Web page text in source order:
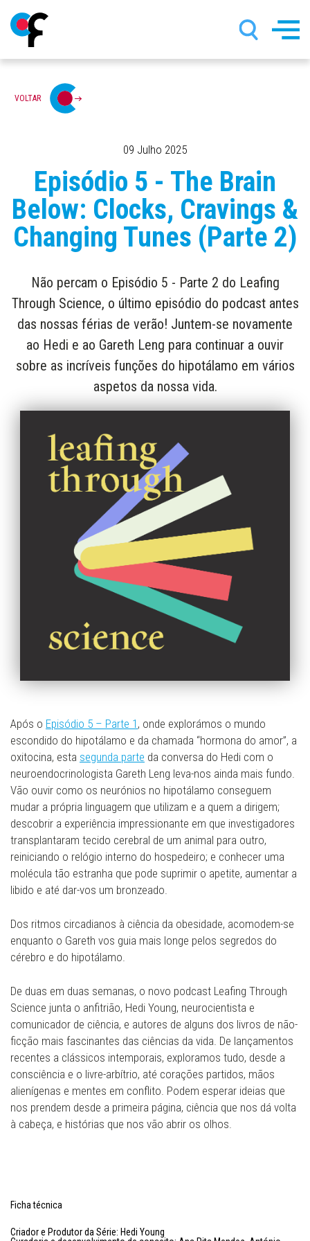
paraVOLTAR
09 Julho 2025
Episódio 5 - The Brain
Below: Clocks, Cravings &
Changing Tunes (Parte 2)
Não percam o Episódio 5 - Parte 2 do Leafing
Through Science, o último episódio do podcast antes
das nossas férias de verão! Juntem-se novamente
ao Hedi e ao Gareth Leng para continuar a ouvir
sobre as incríveis funções do hipotálamo em vários
aspetos da nossa vida.
Após o Episódio 5 – Parte 1 , onde explorámos o mundo
escondido do hipotálamo e da chamada “hormona do amor”, a
oxitocina, esta segunda parte da conversa do Hedi com o
neuroendocrinologista Gareth Leng leva-nos ainda mais fundo.
Vão ouvir como os neurónios no hipotálamo conseguem
mudar a própria linguagem que utilizam e a quem a dirigem;
descobrir a experiência impressionante em que investigadores
transplantaram tecido cerebral de um animal para outro,
reiniciando o relógio interno do hospedeiro; e conhecer uma
molécula tão estranha que pode suprimir o apetite, aumentar a
libido e até dar-vos um bronzeado.
Dos ritmos circadianos à ciência da obesidade, acomodem-se
enquanto o Gareth vos guia mais longe pelos segredos do
cérebro e do hipotálamo.
De duas em duas semanas, o novo podcast Leafing Through
Science junta o anfitrião, Hedi Young, neurocientista e
comunicador de ciência, e autores de alguns dos livros de não-
ficção mais fascinantes das ciências da vida. De lançamentos
recentes a clássicos intemporais, exploramos tudo, desde a
consciência e o livre-arbítrio, até corações partidos, mãos
alienígenas e mentes em conflito. Podem esperar ideias que
nos prendem desde a primeira página, ciência que nos dá volta
à cabeça, e histórias que nos vão abrir os olhos.
Ficha técnica
Criador e Produtor da Série: Hedi Young